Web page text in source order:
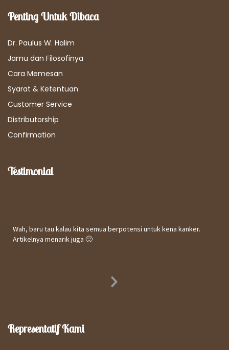
Penting Untuk Dibaca
Dr. Paulus W. Halim
Jamu dan Filosofinya
Cara Memesan
Syarat & Ketentuan
Customer Service
Distributorship
Confirmation
Testimonial
Wah, baru tau kalau kita semua berpotensi untuk kena kanker.
Artikelnya menarik juga 🙂
Representatif Kami